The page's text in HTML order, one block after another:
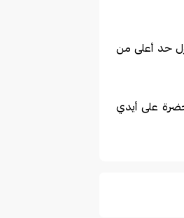
حد أعلى من
على أيدي